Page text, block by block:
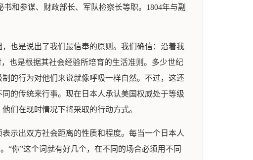
和参谋、财政部长、军队检察长等职。1804年与副
也是说出了我们最信奉的原则。我们确信：沿着我
也是根据其社会经验所培育的生活准则。多少世纪
的行为对他们来说就像呼吸一样自然。不过，这还
的传统来行事。现在日本人承认美国权威处于等级
们在现时情况下将采取的行动方式。
示出双方社会距离的性质和程度。每当一个日本人
“你”这个词就有好几个，在不同的场合必须用不同